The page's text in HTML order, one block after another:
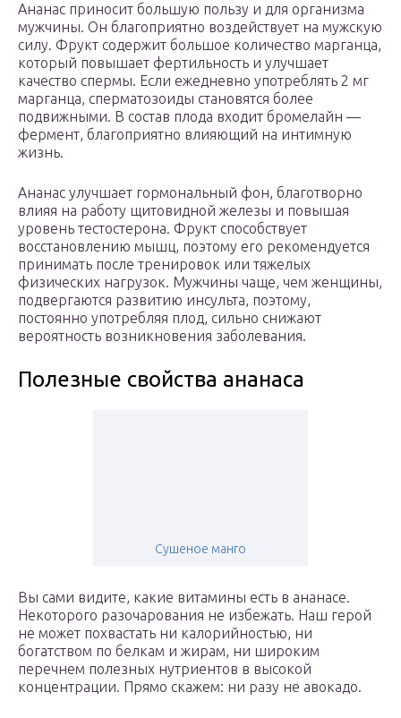
Ананас приносит большую пользу и для организма
мужчины. Он благоприятно воздействует на мужскую
силу. Фрукт содержит большое количество марганца,
который повышает фертильность и улучшает
качество спермы. Если ежедневно употреблять 2 мг
марганца, сперматозоиды становятся более
подвижными. В состав плода входит бромелайн —
фермент, благоприятно влияющий на интимную
жизнь.
Ананас улучшает гормональный фон, благотворно
влияя на работу щитовидной железы и повышая
уровень тестостерона. Фрукт способствует
восстановлению мышц, поэтому его рекомендуется
принимать после тренировок или тяжелых
физических нагрузок. Мужчины чаще, чем женщины,
подвергаются развитию инсульта, поэтому,
постоянно употребляя плод, сильно снижают
вероятность возникновения заболевания.
Полезные свойства ананаса
Сушеное манго
Вы сами видите, какие витамины есть в ананасе.
Некоторого разочарования не избежать. Наш герой
не может похвастать ни калорийностью, ни
богатством по белкам и жирам, ни широким
перечнем полезных нутриентов в высокой
концентрации. Прямо скажем: ни разу не авокадо.